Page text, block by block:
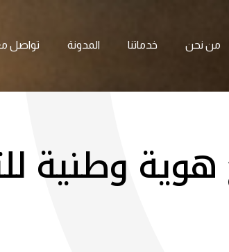
من نحن خدماتنا المدونة تواصل
وطنية